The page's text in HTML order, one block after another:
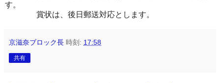
す。
賞状は、後日郵送対応とします。
京滋奈ブロック長 時刻: 17:58
共有